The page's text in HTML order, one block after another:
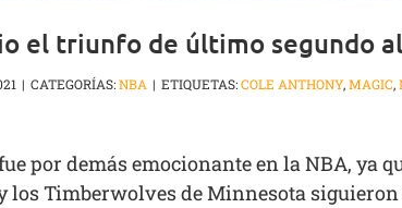
el triunfo de último segundo
| CATEGORÍAS:NBA | ETIQUETAS:COLE ANTHONY,MAGIC,
por demás emocionante en la NBA, ya
los Timberwolves de Minnesota